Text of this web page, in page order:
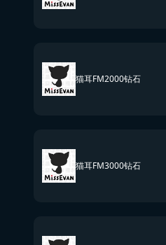
猫耳FM2000钻石
猫耳FM3000钻石